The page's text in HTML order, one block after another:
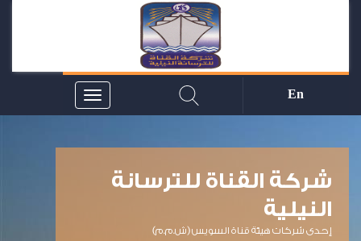
En
شركة القناة للترسانة
النيلية
إحدى شركات هيئة قناة السويس (ش.م.م)